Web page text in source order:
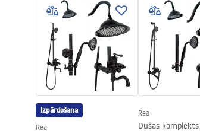
Seria
Montāža
Augstums (mm)
Dušas kabīnes virziens
Garantija
Easy Clean pārklājums
Instrukcja montażu brodzika
Instrukcja_montazu.pdf
Izpārdošana
Rea
Rea
Dušas